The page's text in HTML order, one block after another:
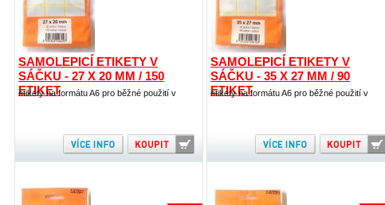
SAMOLEPICÍ ETIKETY V
SÁČKU - 27 X 20 MM / 150
ETIKET
etikety na formátu A6 pro běžné použití v
SAMOLEPICÍ ETIKETY V
SÁČKU - 35 X 27 MM / 90
ETIKET
etikety na formátu A6 pro běžné použití v